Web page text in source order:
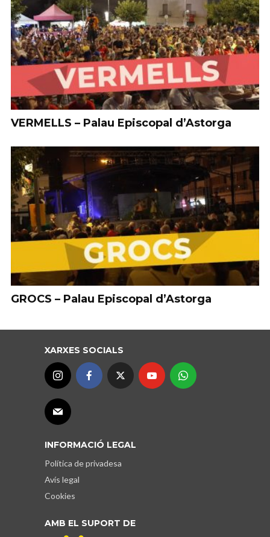
VERMELLS – Palau Episcopal d’Astorga
GROCS – Palau Episcopal d’Astorga
XARXES SOCIALS
INFORMACIÓ LEGAL
Política de privadesa
Avís legal
Cookies
AMB EL SUPORT DE